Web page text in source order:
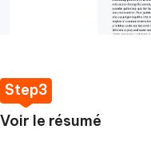
Voir le résumé